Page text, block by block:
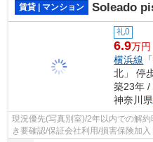
賃貸 | マンション Soleado
礼0
6.9万円
横浜線 「
北」 停
築23年 /
神奈川県
現況優先(写真別室)/2年以内での解
き要確認/保証会社利用/損害保険加